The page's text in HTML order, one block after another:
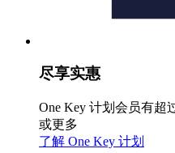
尽享实惠
One Key 计划会员有超
或更多
了解 One Key 计划